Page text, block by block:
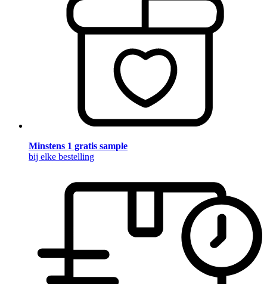
Minstens 1 gratis sample
bij elke bestelling